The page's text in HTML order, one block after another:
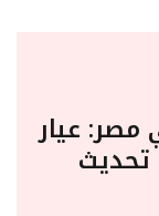
مصر: عيار
في تحديث